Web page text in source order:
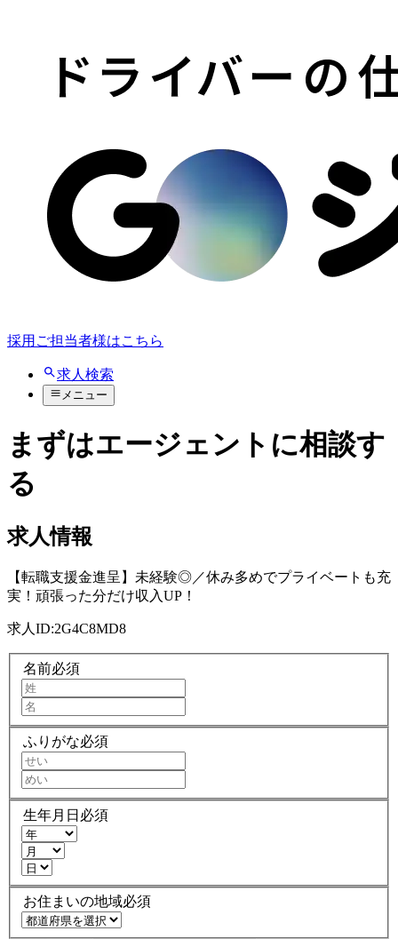
採用ご担当者様はこちら
求人検索
メニュー
まずはエージェントに相談す
る
求人情報
【転職支援金進呈】未経験◎／休み多めでプライベートも充
実！頑張った分だけ収入UP！
求人ID:2G4C8MD8
名前必須
ふりがな必須
生年月日 必須
お住まいの地域必須